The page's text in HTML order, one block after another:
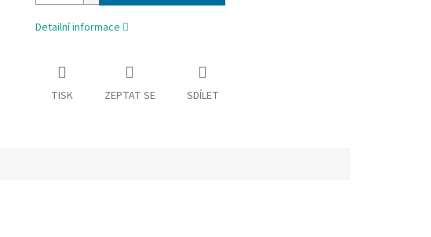
Detailní informace
TISK ZEPTAT SE SDÍLET